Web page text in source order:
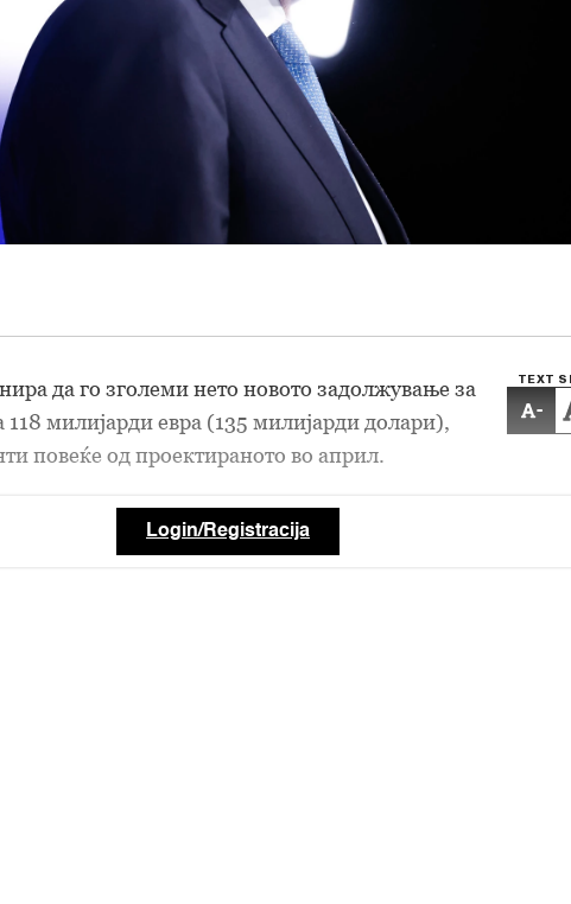
TEXT
-
да го зголеми нето новото задолжување за
118 милијарди евра (135 милијарди долари),
повеќе од проектираното во април.
Login/Registracija